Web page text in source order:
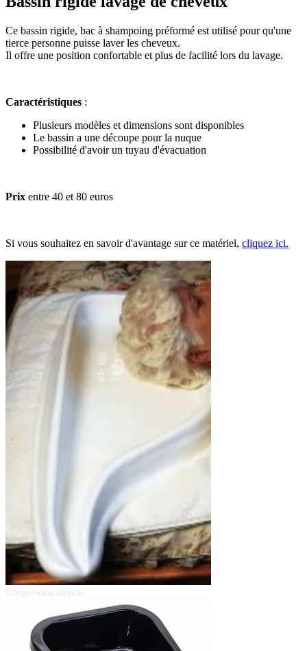
Ce bassin rigide, bac à shampoing préformé est utilisé pour qu'une
tierce personne puisse laver les cheveux.
Il offre une position confortable et plus de facilité lors du lavage.
Caractéristiques :
Plusieurs modèles et dimensions sont disponibles
Le bassin a une découpe pour la nuque
Possibilité d'avoir un tuyau d'évacuation
Prix entre 40 et 80 euros
Si vous souhaitez en savoir d'avantage sur ce matériel, cliquez ici.
© https://www.advys.be